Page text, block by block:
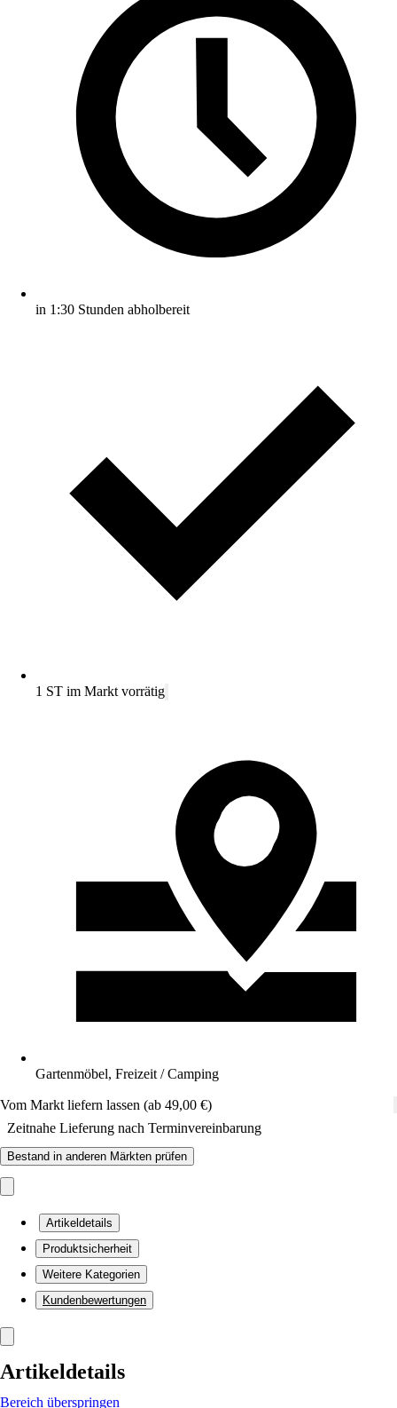
in 1:30 Stunden abholbereit
1 ST im Markt vorrätig
Gartenmöbel, Freizeit / Camping
Vom Markt liefern lassen (ab 49,00 €)
Zeitnahe Lieferung nach Terminvereinbarung
Bestand in anderen Märkten prüfen
Artikeldetails
Produktsicherheit
Weitere Kategorien
Kundenbewertungen
Artikeldetails
Bereich überspringen